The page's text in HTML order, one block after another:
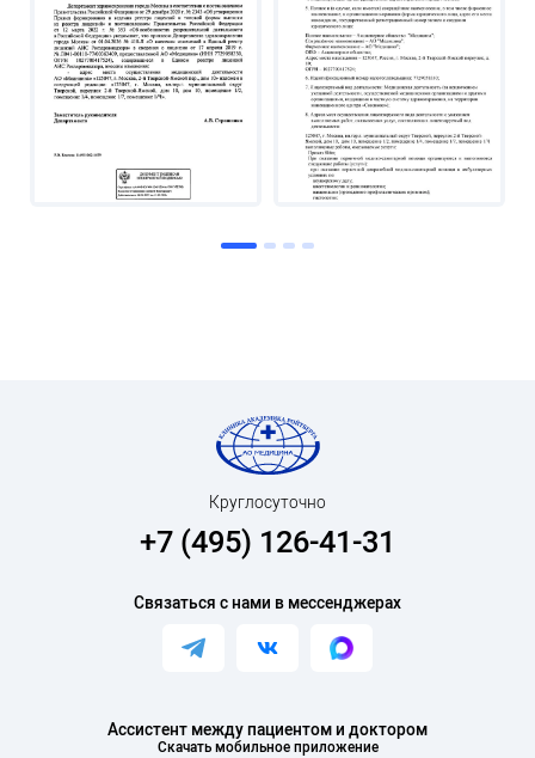
Ассистент между пациентом и доктором
Скачать мобильное приложение
Круглосуточно
+7 (495) 126-41-31
Связаться с нами в мессенджерах